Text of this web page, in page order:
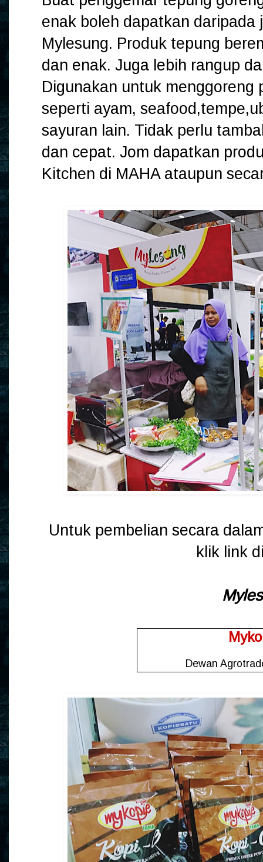
enak boleh dapatkan daripada
Mylesung. Produk tepung
dan enak. Juga lebih rangup
Digunakan untuk menggoreng
seperti ayam,
sayuran lain. Tidak perlu
dan cepat. Jom dapatkan
Kitchen di MAHA ataupun
Untuk pembelian secara
klik link
Dewan